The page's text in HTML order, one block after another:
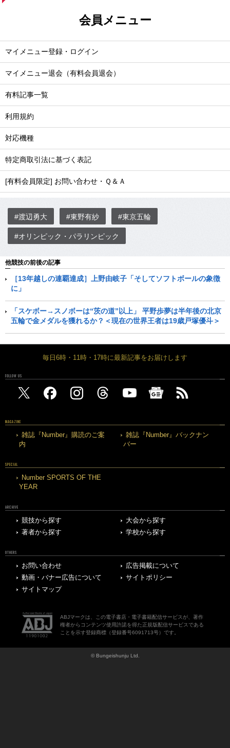
会員メニュー
マイメニュー登録・ログイン
マイメニュー退会（有料会員退会）
有料記事一覧
利用規約
対応機種
特定商取引法に基づく表記
[有料会員限定] お問い合わせ・Ｑ＆Ａ
#渡辺勇大 #東野有紗 #東京五輪
#オリンピック・パラリンピック
他競技の前後の記事
［13年越しの連覇達成］上野由岐子「そしてソフトボールの象徴
に」
「スケボー→スノボーは“茨の道”以上」 平野歩夢は半年後の北京
五輪で金メダルを獲れるか？＜現在の世界王者は19歳戸塚優斗＞
毎日6時・11時・17時に最新記事をお届けします
FOLLOW US
MAGAZINE
雑誌『Number』購読のご案
内
雑誌『Number』バックナン
バー
SPECIAL
Number SPORTS OF THE
YEAR
ARCHIVE
競技から探す
大会から探す
著者から探す
学校から探す
OTHERS
お問い合わせ
広告掲載について
動画・バナー広告について
サイトポリシー
サイトマップ
ABJマークは、この電子書店・電子書籍配信サービスが、著作
権者からコンテンツ使用許諾を得た正規版配信サービスである
ことを示す登録商標（登録番号6091713号）です。
© Bungeishunju Ltd.